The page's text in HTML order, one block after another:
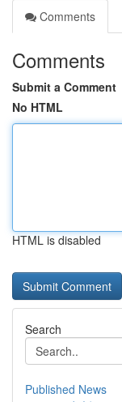
Comments
Comments
Submit a Comment
No HTML
HTML is disabled
Search
Published News